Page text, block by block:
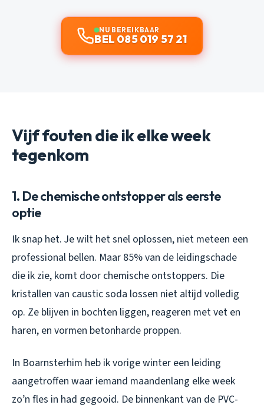
NU BEREIKBAAR
BEL 085 019 57 21
Vijf fouten die ik elke week
tegenkom
1. De chemische ontstopper als eerste
optie
Ik snap het. Je wilt het snel oplossen, niet meteen een
professional bellen. Maar 85% van de leidingschade
die ik zie, komt door chemische ontstoppers. Die
kristallen van caustic soda lossen niet altijd volledig
op. Ze blijven in bochten liggen, reageren met vet en
haren, en vormen betonharde proppen.
In Boarnsterhim heb ik vorige winter een leiding
aangetroffen waar iemand maandenlang elke week
zo’n fles in had gegooid. De binnenkant van de PVC-